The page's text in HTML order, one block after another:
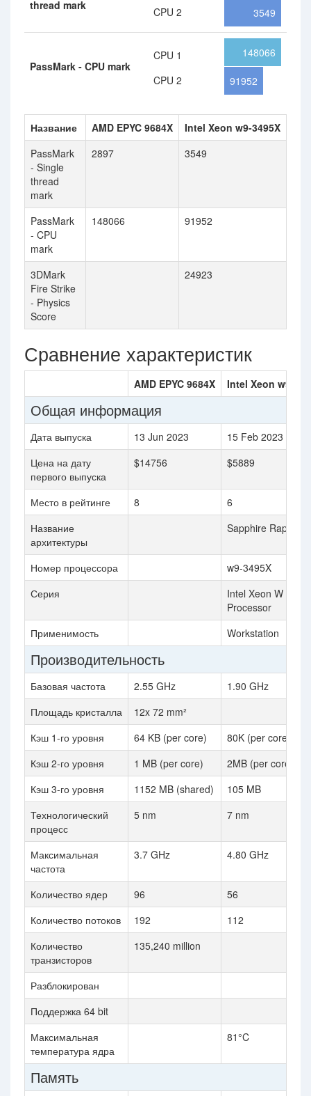
thread mark CPU 2 3549
PassMark - CPU mark
CPU 1
CPU 2
148066
91952
Название AMD EPYC 9684X
Intel Xeon w9-3495X
PassMark
- Single
thread
mark
2897 3549
PassMark
- CPU
mark
148066 91952
3DMark
Fire Strike
- Physics
Score
24923
Сравнение характеристик
AMD EPYC 9684X Intel Xeon w9-
Общая информация
Дата выпуска 13 Jun 2023
15 Feb 2023
Цена на дату
первого выпуска
$14756 $5889
Место в рейтинге 8
6
Название
архитектуры
Sapphire Rapids
Номер процессора
w9-3495X
Серия
Intel Xeon W
Processor
Применимость
Workstation
Производительность
Базовая частота 2.55 GHz
1.90 GHz
Площадь кристалла
12x 72 mm²
Кэш 1-го уровня
64 KB (per core)
80K (per core)
Кэш 2-го уровня
1 MB (per core)
2MB (per core)
Кэш 3-го уровня
1152 MB (shared)
105 MB
Технологический
процесс
5 nm 7 nm
Максимальная
частота
3.7 GHz 4.80 GHz
Количество ядер 96
56
Количество потоков
192
112
Количество
транзисторов
135,240 million
Разблокирован
Поддержка 64 bit
Максимальная
температура ядра
81°C
Память